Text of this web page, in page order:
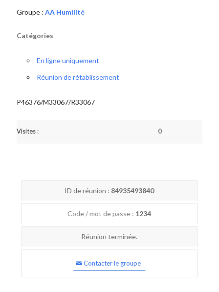
Groupe : AA Humilité
Catégories
En ligne uniquement
Réunion de rétablissement
P46376/M33067/R33067
Visites : 0
ID de réunion : 84935493840
Code / mot de passe : 1234
Réunion terminée.
Contacter le groupe